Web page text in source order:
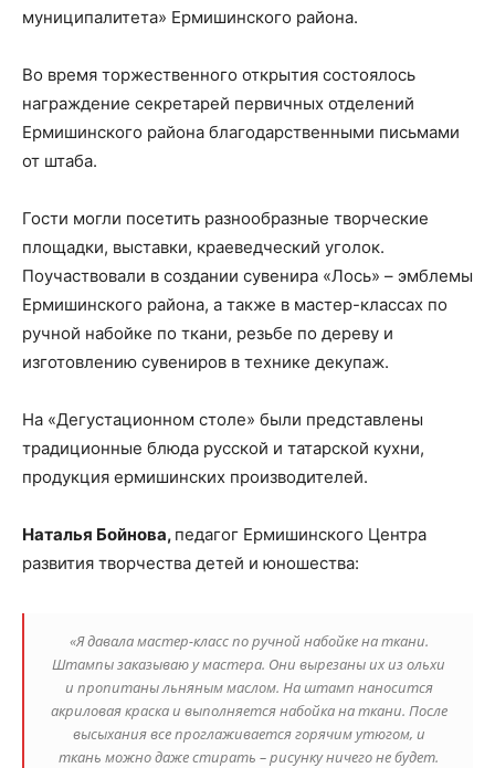
муниципалитета» Ермишинского района.
Во время торжественного открытия состоялось
награждение секретарей первичных отделений
Ермишинского района благодарственными письмами
от штаба.
Гости могли посетить разнообразные творческие
площадки, выставки, краеведческий уголок.
Поучаствовали в создании сувенира «Лось» – эмблемы
Ермишинского района, а также в мастер-классах по
ручной набойке по ткани, резьбе по дереву и
изготовлению сувениров в технике декупаж.
На «Дегустационном столе» были представлены
традиционные блюда русской и татарской кухни,
продукция ермишинских производителей.
Наталья Бойнова, педагог Ермишинского Центра
развития творчества детей и юношества:
«Я давала мастер-класс по ручной набойке на ткани.
Штампы заказываю у мастера. Они вырезаны их из ольхи
и пропитаны льняным маслом. На штамп наносится
акриловая краска и выполняется набойка на ткани. После
высыхания все проглаживается горячим утюгом, и
ткань можно даже стирать – рисунку ничего не будет.